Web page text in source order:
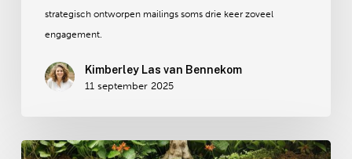
strategisch ontworpen mailings soms drie keer zoveel
engagement.
Kimberley Las van Bennekom
11 september 2025
Vanuit